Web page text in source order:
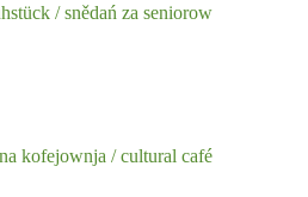
/ snědań za seniorow
kofejownja / cultural café